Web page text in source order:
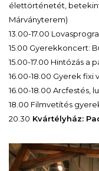
élettörténetét,
Márványterem)
13.00-17.00
15.00 Gyerekkoncert:
15.00-17.00 Hintózás a
16.00-18.00 Gyerek fixi
16.00-18.00 Arcfestés,
18.00 Filmvetítés
20.30 Kvártélyház: